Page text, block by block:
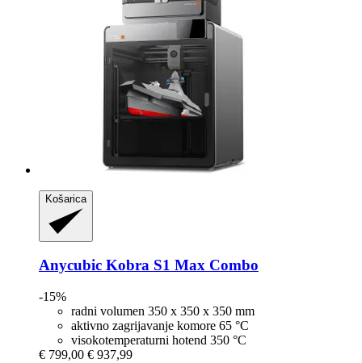
Košarica
Anycubic Kobra S1 Max Combo
-15%
radni volumen 350 x 350 x 350 mm
aktivno zagrijavanje komore 65 °C
visokotemperaturni hotend 350 °C
€ 799,00 € 937,99